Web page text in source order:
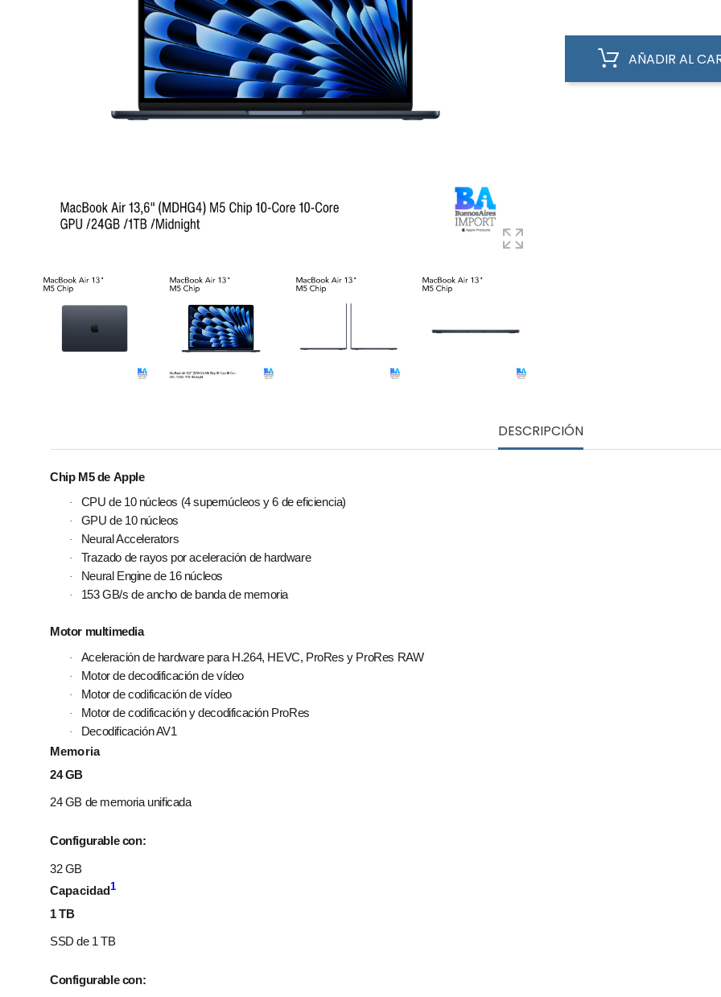
AÑADIR AL
DESCRIPCIÓN
Chip M5 de Apple
· CPU de 10 núcleos (4 supernúcleos y 6 de eficiencia)
· GPU de 10 núcleos
· Neural Accelerators
· Trazado de rayos por aceleración de hardware
· Neural Engine de 16 núcleos
· 153 GB/s de ancho de banda de memoria
Motor multimedia
· Aceleración de hardware para H.264, HEVC, ProRes y ProRes RAW
· Motor de decodificación de vídeo
· Motor de codificación de vídeo
· Motor de codificación y decodificación ProRes
·
Decodificación AV1
Memoria
24 GB
24 GB de memoria unificada
Configurable con:
32 GB
Capacidad1
1 TB
SSD de 1 TB
Configurable con: